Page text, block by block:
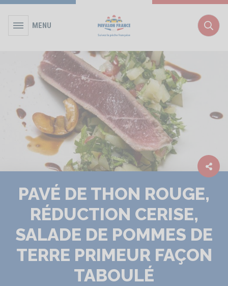
MENU
PAVÉ DE THON ROUGE,
RÉDUCTION CERISE,
SALADE DE POMMES DE
TERRE PRIMEUR FAÇON
TABOULÉ